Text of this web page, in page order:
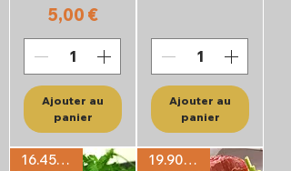
Prix
5,00 €
Ajouter au
panier
Ajouter au
panier
16.45€/KG 19.90€/KG